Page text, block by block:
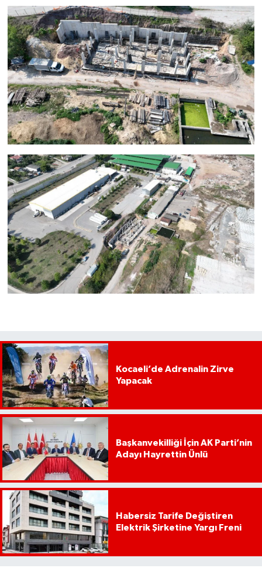
Kocaeli’de Adrenalin Zirve
Yapacak
Başkanvekilliği İçin AK Parti’nin
Adayı Hayrettin Ünlü
Habersiz Tarife Değiştiren
Elektrik Şirketine Yargı Freni